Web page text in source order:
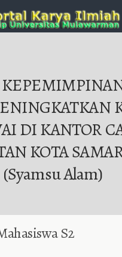
DI KANTOR
KOTA
(Syamsu Alam)
S2